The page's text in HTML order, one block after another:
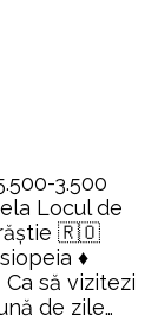
3.500
Locul de
🇷🇴
♦
să vizitezi
de zile…